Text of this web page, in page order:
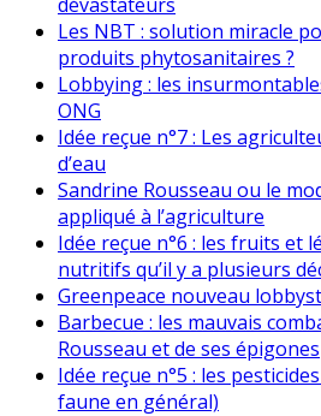
Les NBT : solution miracle
produits phytosanitaires ?
Lobbying : les
ONG
Idée reçue n°7 : Les
d’eau
Sandrine Rousseau ou le
appliqué à l’agriculture
Idée reçue n°6 : les fruits et
nutritifs qu’il y a plusieurs
Greenpeace nouveau
Barbecue : les mauvais
Rousseau et de ses épigones
Idée reçue n°5 : les
faune en général)